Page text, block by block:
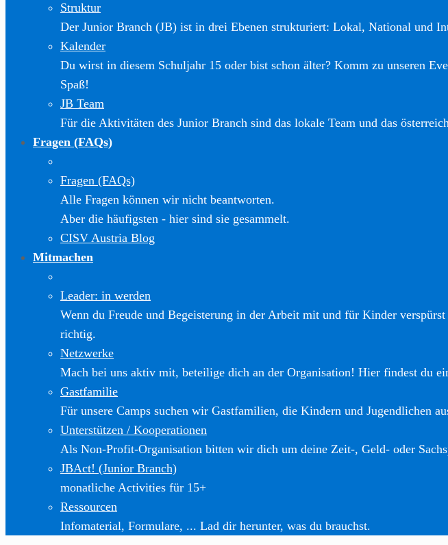
Struktur
Der Junior Branch (JB) ist in drei Ebenen strukturiert: Lokal, National und
Kalender
Du wirst in diesem Schuljahr 15 oder bist schon älter? Komm zu unseren
Spaß!
JB Team
Für die Aktivitäten des Junior Branch sind das lokale Team und das
Fragen (FAQs)
Fragen (FAQs)
Alle Fragen können wir nicht beantworten.
Aber die häufigsten - hier sind sie gesammelt.
CISV Austria Blog
Mitmachen
Leader: in werden
Wenn du Freude und Begeisterung in der Arbeit mit und für Kinder
richtig.
Netzwerke
Mach bei uns aktiv mit, beteilige dich an der Organisation! Hier findest du
Gastfamilie
Für unsere Camps suchen wir Gastfamilien, die Kindern und Jugendlichen
Unterstützen / Kooperationen
Als Non-Profit-Organisation bitten wir dich um deine Zeit-, Geld- oder
JBAct! (Junior Branch)
monatliche Activities für 15+
Ressourcen
Infomaterial, Formulare, ... Lad dir herunter, was du brauchst.